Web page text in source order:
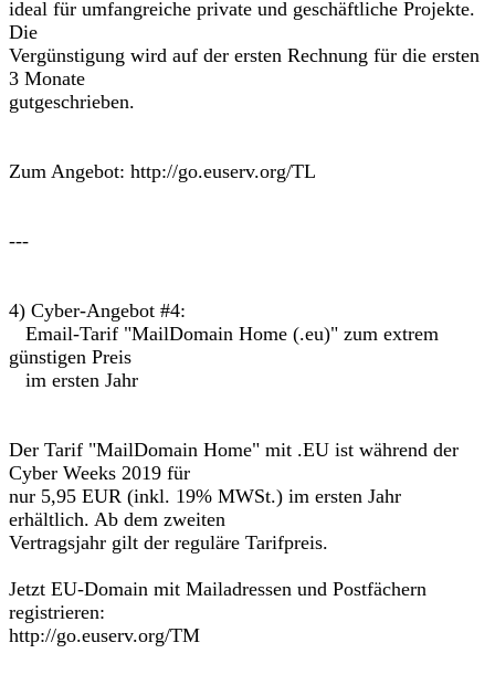
ideal für umfangreiche private und geschäftliche Projekte.
Die
Vergünstigung wird auf der ersten Rechnung für die ersten
3 Monate
gutgeschrieben.
Zum Angebot: http://go.euserv.org/TL
---
4) Cyber-Angebot #4:
Email-Tarif "MailDomain Home (.eu)" zum extrem
günstigen Preis
im ersten Jahr
Der Tarif "MailDomain Home" mit .EU ist während der
Cyber Weeks 2019 für
nur 5,95 EUR (inkl. 19% MWSt.) im ersten Jahr
erhältlich. Ab dem zweiten
Vertragsjahr gilt der reguläre Tarifpreis.
Jetzt EU-Domain mit Mailadressen und Postfächern
registrieren:
http://go.euserv.org/TM